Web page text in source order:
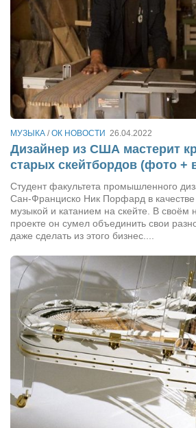
Экология
Здоровье
Здоровый образ жизни
Сам себе доктор
Активный отдых
Досье
Лариса Ильченко
Орест Коваль
Елена Мельник
Вера Паненко
Семён Салатенко
Сергей Шепилов
Актёры
Валентин Бурый
Артём Мяус
Александра Сокол
МУЗЫКА /ОК НОВОСТИ 26.04.2022
Дизайнер из США мастерит
старых скейтбордов (фото +
Студент факультета промышленного
Сан-Франциско Ник Порфард в качестве
музыкой и катанием на скейте. В своём
проекте он сумел объединить свои
даже сделать из этого бизнес....